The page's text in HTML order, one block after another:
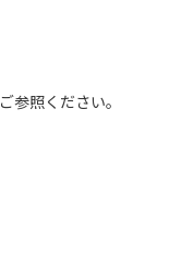
参照ください。